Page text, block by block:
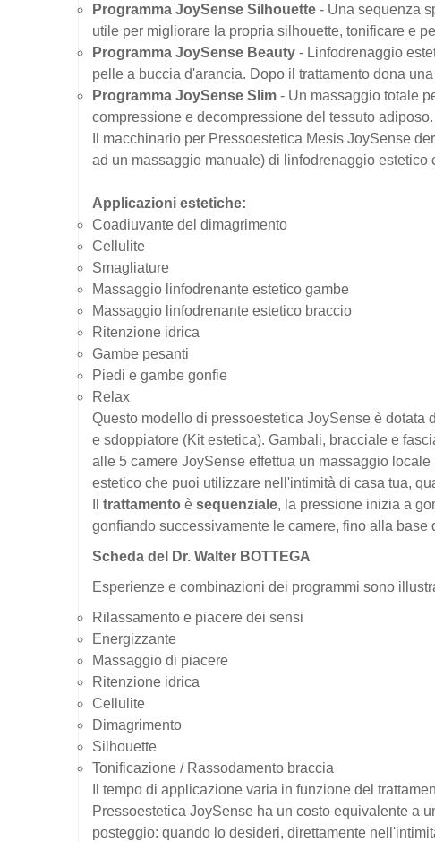
Programma JoySense Silhouette - Una sequenza
utile per migliorare la propria silhouette, tonificare e
Programma JoySense Beauty - Linfodrenaggio
pelle a buccia d'arancia. Dopo il trattamento dona
Programma JoySense Slim - Un massaggio totale
compressione e decompressione del tessuto adiposo.
Il macchinario per Pressoestetica Mesis JoySense
ad un massaggio manuale) di linfodrenaggio
Applicazioni estetiche:
Coadiuvante del dimagrimento
Cellulite
Smagliature
Massaggio linfodrenante estetico gambe
Massaggio linfodrenante estetico braccio
Ritenzione idrica
Gambe pesanti
Piedi e gambe gonfie
Relax
Questo modello di pressoestetica JoySense è
e sdoppiatore (Kit estetica). Gambali, bracciale e
alle 5 camere JoySense effettua un massaggio
estetico che puoi utilizzare nell'intimità di casa tua,
trattamento è sequenziale, la pressione inizia a
gonfiando successivamente le camere, fino alla
Scheda del Dr. Walter BOTTEGA
Esperienze e combinazioni dei programmi sono
Rilassamento e piacere dei sensi
Energizzante
Massaggio di piacere
Ritenzione idrica
Cellulite
Dimagrimento
Silhouette
Tonificazione / Rassodamento braccia
Il tempo di applicazione varia in funzione del
Pressoestetica JoySense ha un costo equivalente a
posteggio: quando lo desideri, direttamente